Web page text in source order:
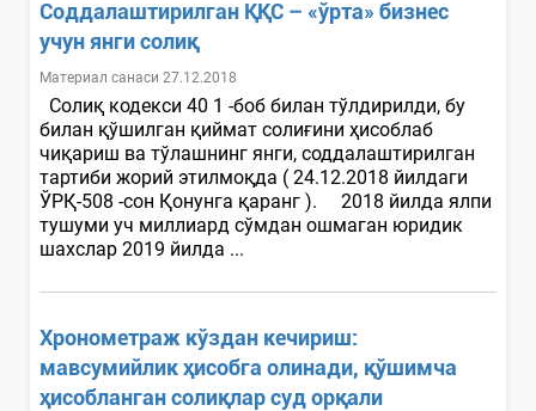
Соддалаштирилган ҚҚС – «ўрта» бизнес
учун янги солиқ
Материал санаси 27.12.2018
Солиқ кодекси 40 1 -боб билан тўлдирилди, бу
билан қўшилган қиймат солиғини ҳисоблаб
чиқариш ва тўлашнинг янги, соддалаштирилган
тартиби жорий этилмоқда ( 24.12.2018 йилдаги
ЎРҚ-508 -сон Қонунга қаранг ). 2018 йилда ялпи
тушуми уч миллиард сўмдан ошмаган юридик
шахслар 2019 йилда ...
Хронометраж кўздан кечириш:
мавсумийлик ҳисобга олинади, қўшимча
ҳисобланган солиқлар суд орқали